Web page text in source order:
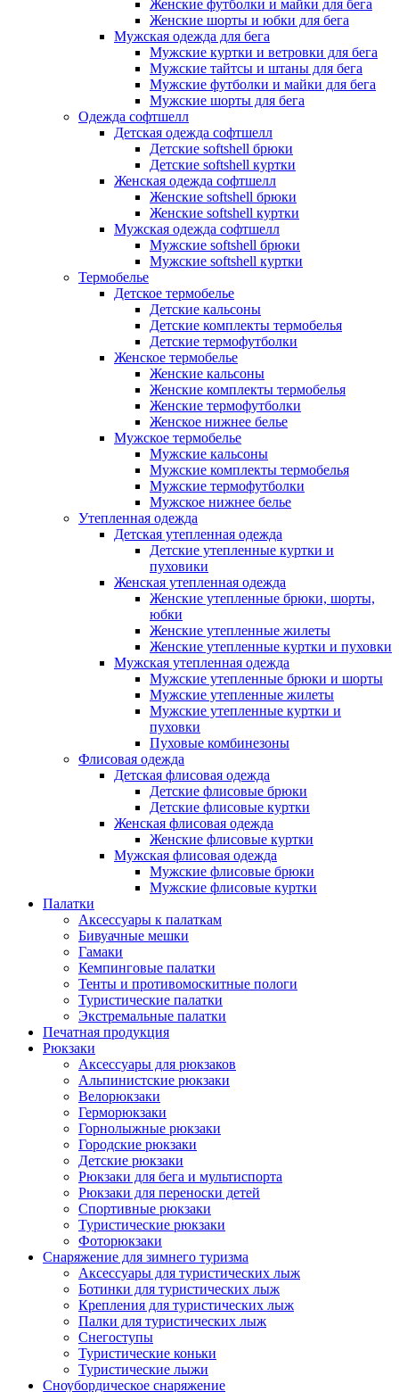
Женские футболки и майки для бега
Женские шорты и юбки для бега
Мужская одежда для бега
Мужские куртки и ветровки для бега
Мужские тайтсы и штаны для бега
Мужские футболки и майки для бега
Мужские шорты для бега
Одежда софтшелл
Детская одежда софтшелл
Детские softshell брюки
Детские softshell куртки
Женская одежда софтшелл
Женские softshell брюки
Женские softshell куртки
Мужская одежда софтшелл
Мужские softshell брюки
Мужские softshell куртки
Термобелье
Детское термобелье
Детские кальсоны
Детские комплекты термобелья
Детские термофутболки
Женское термобелье
Женские кальсоны
Женские комплекты термобелья
Женские термофутболки
Женское нижнее белье
Мужское термобелье
Мужские кальсоны
Мужские комплекты термобелья
Мужские термофутболки
Мужское нижнее белье
Утепленная одежда
Детская утепленная одежда
Детские утепленные куртки и
пуховики
Женская утепленная одежда
Женские утепленные брюки, шорты,
юбки
Женские утепленные жилеты
Женские утепленные куртки и пуховки
Мужская утепленная одежда
Мужские утепленные брюки и шорты
Мужские утепленные жилеты
Мужские утепленные куртки и
пуховки
Пуховые комбинезоны
Флисовая одежда
Детская флисовая одежда
Детские флисовые брюки
Детские флисовые куртки
Женская флисовая одежда
Женские флисовые куртки
Мужская флисовая одежда
Мужские флисовые брюки
Мужские флисовые куртки
Палатки
Аксессуары к палаткам
Бивуачные мешки
Гамаки
Кемпинговые палатки
Тенты и противомоскитные пологи
Туристические палатки
Экстремальные палатки
Печатная продукция
Рюкзаки
Аксессуары для рюкзаков
Альпинистские рюкзаки
Велорюкзаки
Герморюкзаки
Горнолыжные рюкзаки
Городские рюкзаки
Детские рюкзаки
Рюкзаки для бега и мультиспорта
Рюкзаки для переноски детей
Спортивные рюкзаки
Туристические рюкзаки
Фоторюкзаки
Снаряжение для зимнего туризма
Аксессуары для туристических лыж
Ботинки для туристических лыж
Крепления для туристических лыж
Палки для туристических лыж
Снегоступы
Туристические коньки
Туристические лыжи
Сноубордическое снаряжение